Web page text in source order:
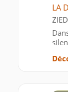
LA